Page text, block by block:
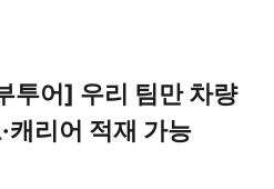
투어] 우리 팀만 차량
캐리어 적재 가능